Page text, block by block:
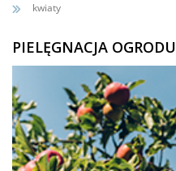
kwiaty
PIELĘGNACJA OGRODU